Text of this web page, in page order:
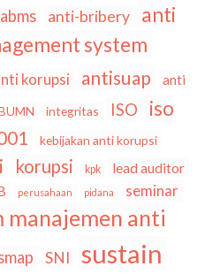
abms anti-bribery
anti
system
korupsi antisuap
anti
integritas ISO
iso
kebijakan anti korupsi
korupsi kpk lead auditor
perusahaan pidana seminar
manajemen anti
SNI sustain